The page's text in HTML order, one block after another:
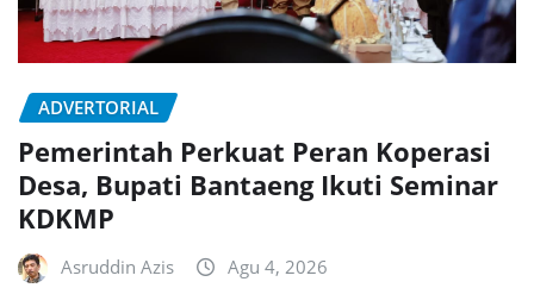
ADVERTORIAL
Pemerintah Perkuat Peran Koperasi
Desa, Bupati Bantaeng Ikuti Seminar
KDKMP
Asruddin Azis Agu 4, 2026